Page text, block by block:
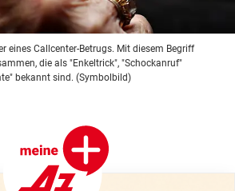
eines Callcenter-Betrugs. Mit diesem Begriff
die als "Enkeltrick", "Schockanruf"
bekannt sind. (Symbolbild)